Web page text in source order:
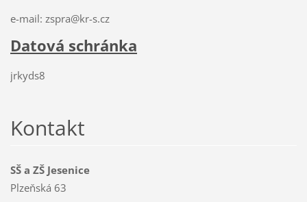
e-mail: zspra@kr-s.cz
Datová schránka
jrkyds8
Kontakt
SŠ a ZŠ Jesenice
Plzeňská 63